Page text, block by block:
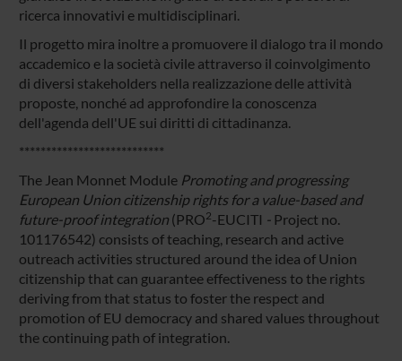
ricerca innovativi e multidisciplinari.
Il progetto mira inoltre a promuovere il dialogo tra il mondo
accademico e la società civile attraverso il coinvolgimento
di diversi stakeholders nella realizzazione delle attività
proposte, nonché ad approfondire la conoscenza
dell'agenda dell'UE sui diritti di cittadinanza.
***************************
The Jean Monnet Module Promoting and progressing
European Union citizenship rights for a value-based and
future-proof integration(PRO2-EUCITI - Project no.
101176542) consists of teaching, research and active
outreach activities structured around the idea of Union
citizenship that can guarantee effectiveness to the rights
deriving from that status to foster the respect and
promotion of EU democracy and shared values throughout
the continuing path of integration.